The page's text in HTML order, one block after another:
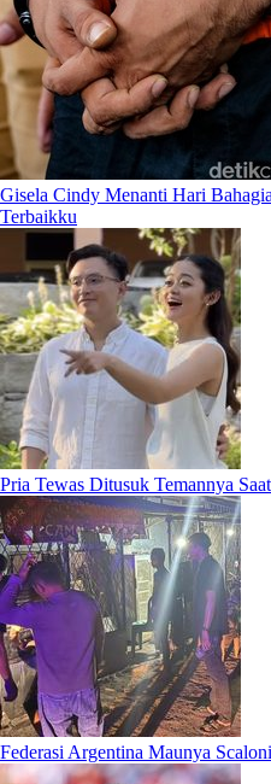
Gisela Cindy Menanti Hari
Terbaikku
Pria Tewas Ditusuk Temannya
Federasi Argentina Maunya